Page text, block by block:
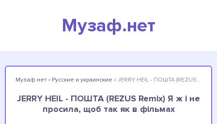
Музаф.нет
Музаф.нет » Русские и украинские » JERRY HEIL - ПОШТА (REZUS Remix) Я ж і не просила, щоб так як в фільмах
JERRY HEIL - ПОШТА (REZUS Remix) Я ж і не
просила, щоб так як в фільмах